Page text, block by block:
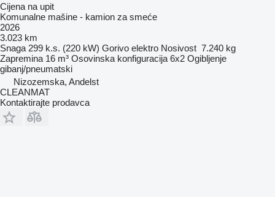
Cijena na upit
Komunalne mašine - kamion za smeće
2026
3.023 km
Snaga 299 k.s. (220 kW) Gorivo elektro Nosivost 7.240 kg
Zapremina 16 m³ Osovinska konfiguracija 6x2 Ogibljenje
gibanj/pneumatski
Nizozemska, Andelst
CLEANMAT
Kontaktirajte prodavca